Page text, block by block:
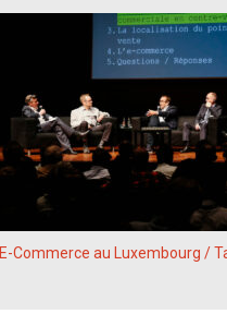
E-Commerce au Luxembourg /